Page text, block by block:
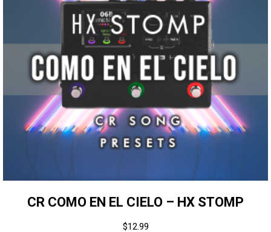
CR COMO EN EL CIELO – HX STOMP
$12.99